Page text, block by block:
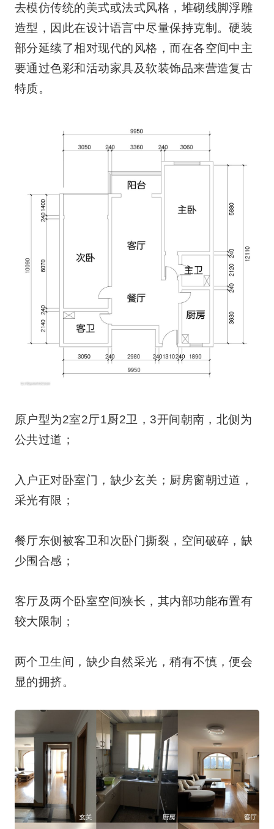
去模仿传统的美式或法式风格，堆砌线脚浮雕
造型，因此在设计语言中尽量保持克制。硬装
部分延续了相对现代的风格，而在各空间中主
要通过色彩和活动家具及软装饰品来营造复古
特质。
原户型为2室2厅1厨2卫，3开间朝南，北侧为
公共过道；
入户正对卧室门，缺少玄关；厨房窗朝过道，
采光有限；
餐厅东侧被客卫和次卧门撕裂，空间破碎，缺
少围合感；
客厅及两个卧室空间狭长，其内部功能布置有
较大限制；
两个卫生间，缺少自然采光，稍有不慎，便会
显的拥挤。